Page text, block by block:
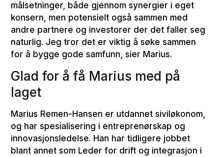
målsetninger, både gjennom synergier i eget
konsern, men potensielt også sammen med
andre partnere og investorer der det faller seg
naturlig. Jeg tror det er viktig å søke sammen
for å bygge gode samfunn, sier Marius.
Glad for å få Marius med på
laget
Marius Remen-Hansen er utdannet siviløkonom,
og har spesialisering i entreprenørskap og
innovasjonsledelse. Han har tidligere jobbet
blant annet som Leder for drift og integrasjon i